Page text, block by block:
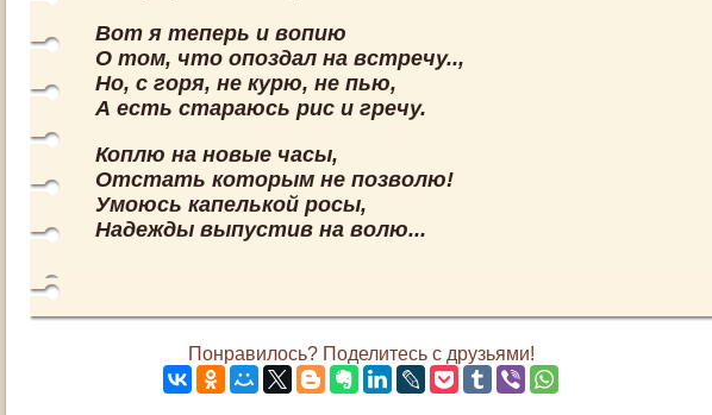
Вот я теперь и вопию
О том, что опоздал на встречу..,
Но, с горя, не курю, не пью,
А есть стараюсь рис и гречу.
Коплю на новые часы,
Отстать которым не позволю!
Умоюсь капелькой росы,
Надежды выпустив на волю...
Понравилось? Поделитесь с друзьями!